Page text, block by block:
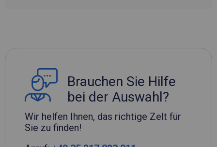
Brauchen Sie Hilfe
bei der Auswahl?
Wir helfen Ihnen, das richtige Zelt für
Sie zu finden!